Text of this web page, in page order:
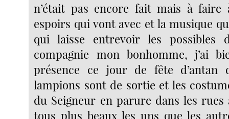
n’était pas encore fait mais à faire
espoirs qui vont avec et la musique
qui laisse entrevoir les possibles
compagnie mon bonhomme, j’ai
présence ce jour de fête d’antan
lampions sont de sortie et les
du Seigneur en parure dans les rues
tous plus beaux les uns que les